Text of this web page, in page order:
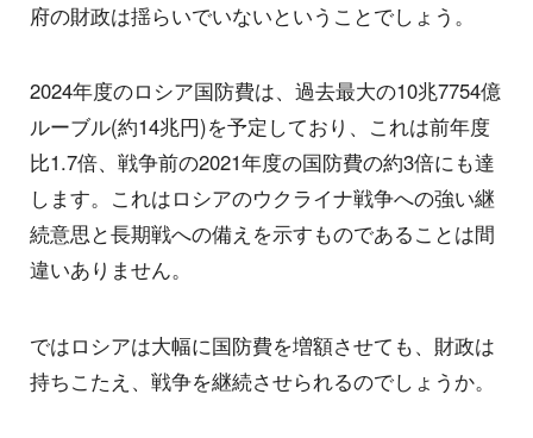
府の財政は揺らいでいないということでしょう。
2024年度のロシア国防費は、過去最大の10兆7754億
ルーブル(約14兆円)を予定しており、これは前年度
比1.7倍、戦争前の2021年度の国防費の約3倍にも達
します。これはロシアのウクライナ戦争への強い継
続意思と長期戦への備えを示すものであることは間
違いありません。
ではロシアは大幅に国防費を増額させても、財政は
持ちこたえ、戦争を継続させられるのでしょうか。